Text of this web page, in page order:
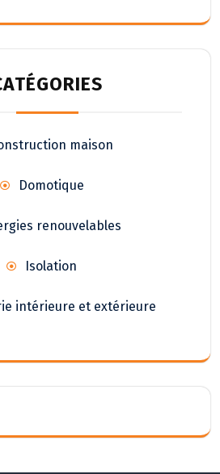
maison
Domotique
renouvelables
Isolation
intérieure et extérieure